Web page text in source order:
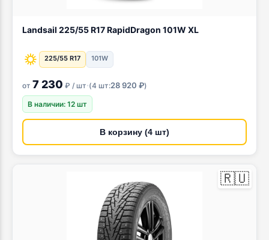
Landsail 225/55 R17 RapidDragon 101W XL
225/55 R17 101W
от 7 230 ₽ / шт·(4 шт:28 920 ₽)
В наличии: 12 шт
В корзину (4 шт)
🇷🇺